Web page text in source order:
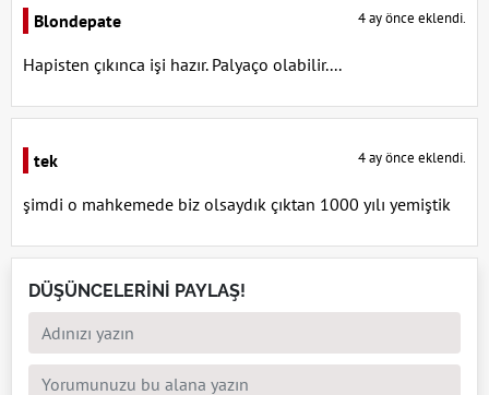
Blondepate 4 ay önce eklendi.
Hapisten çıkınca işi hazır. Palyaço olabilir....
tek 4 ay önce eklendi.
şimdi o mahkemede biz olsaydık çıktan 1000 yılı yemiştik
DÜŞÜNCELERİNİ PAYLAŞ!